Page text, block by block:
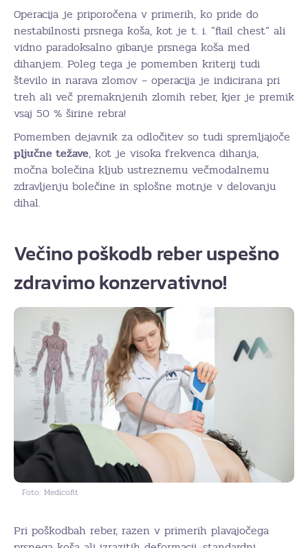
Operacija je priporočena v primerih, ko pride do
nestabilnosti prsnega koša, kot je t. i. ”flail chest” ali
vidno paradoksalno gibanje prsnega koša med
dihanjem. Poleg tega je pomemben kriterij tudi
število in narava zlomov – operacija je indicirana pri
treh ali več premaknjenih zlomih reber, kjer je premik
vsaj 50 % širine rebra!
Pomemben dejavnik za odločitev so tudi spremljajoče
pljučne težave, kot je visoka frekvenca dihanja,
močna bolečina kljub ustreznemu večmodalnemu
zdravljenju bolečine in splošne motnje v delovanju
dihal.
Večino poškodb reber uspešno
zdravimo konzervativno!
Foto: Medicofit
Pri poškodbah reber, razen v primerih plavajočega